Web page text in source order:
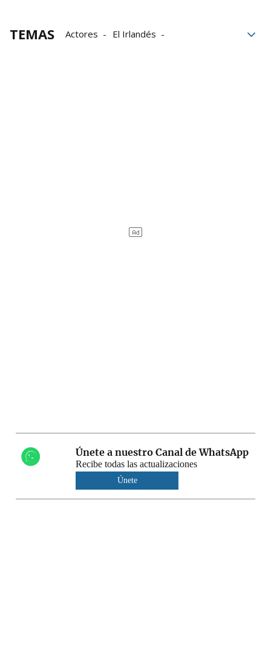
TEMAS Actores
El Irlandés
Únete a nuestro Canal de WhatsApp
Recibe todas las actualizaciones
Únete